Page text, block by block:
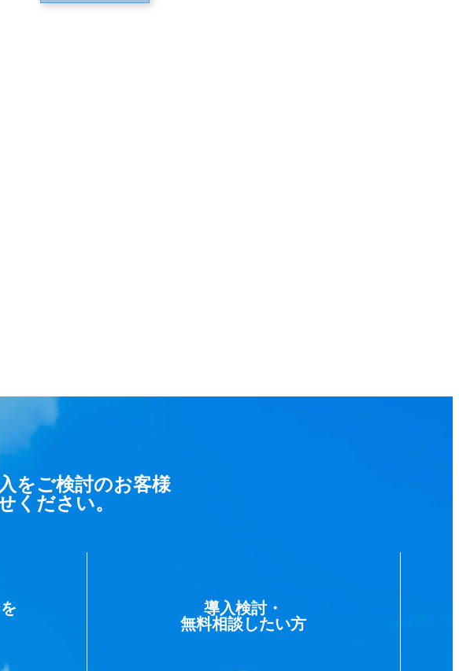
をご検討のお客様
ください。
導入検討・
無料相談したい方